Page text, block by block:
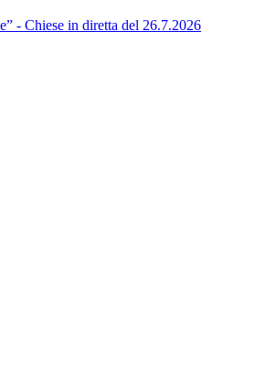
- Chiese in diretta del 26.7.2026